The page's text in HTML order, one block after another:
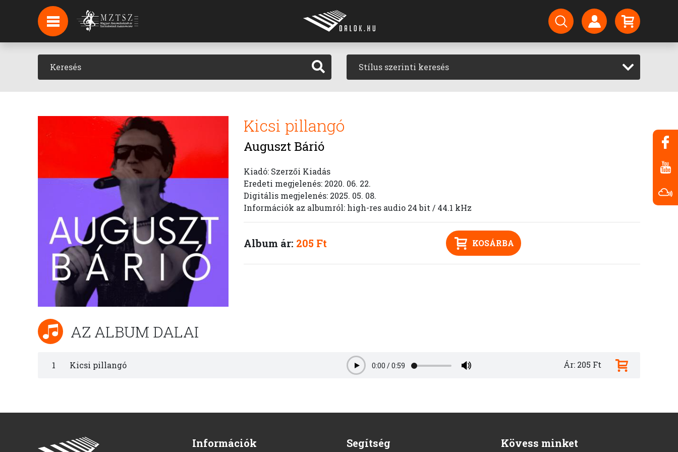
HÍREK
HÍRLEVÉL FELIRATKOZÁS
PODCAST Stílus szerinti keresés
Kicsi pillangó
Auguszt Bárió
Kiadó: Szerzői Kiadás
Eredeti megjelenés: 2020. 06. 22.
Digitális megjelenés: 2025. 05. 08.
Információk az albumról: high-res audio 24 bit / 44.1 kHz
Album ár: 205 Ft KOSÁRBA
AZ ALBUM DALAI
1 Kicsi pillangó Play0:00 /0:59 Ár: 205 Ft
Információk Segítség Kövess minket